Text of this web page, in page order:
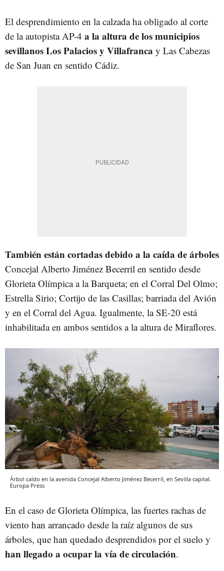
El desprendimiento en la calzada ha obligado al corte
de la autopista AP-4 a la altura de los municipios
sevillanos Los Palacios y Villafranca y Las Cabezas
de San Juan en sentido Cádiz.
También están cortadas debido a la caída de árboles
Concejal Alberto Jiménez Becerril en sentido desde
Glorieta Olímpica a la Barqueta; en el Corral Del Olmo;
Estrella Sirio; Cortijo de las Casillas; barriada del Avión
y en el Corral del Agua. Igualmente, la SE-20 está
inhabilitada en ambos sentidos a la altura de Miraflores.
Árbol caído en la avenida Concejal Alberto Jiménez Becerril, en Sevilla capital.
Europa Press
En el caso de Glorieta Olímpica, las fuertes rachas de
viento han arrancado desde la raíz algunos de sus
árboles, que han quedado desprendidos por el suelo y
han llegado a ocupar la vía de circulación.